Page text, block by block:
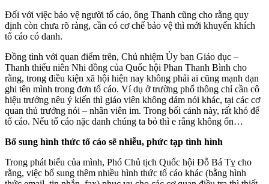
Đối với việc bảo vệ người tố cáo, ông Thanh cũng cho rằng quy
định còn chưa rõ ràng, cần có cơ chế bảo vệ thì mới khuyến khích
tố cáo có danh.
Đồng tình với quan điểm trên, Chủ nhiệm Ủy ban Giáo dục –
Thanh thiếu niên Nhi đồng của Quốc hội Phan Thanh Bình cho
rằng, trong điều kiện xã hội hiện nay không phải ai cũng mạnh dạn
ghi tên mình trong đơn tố cáo. Ví dụ ở trường phổ thông chỉ cần cô
hiệu trưởng nêu ý kiến thì giáo viên không dám nói khác, tại các cơ
quan thủ trưởng nói – nhân viên im. Trong bối cảnh này, rất khó để
tố cáo. Nếu tố cáo nặc danh chúng ta bỏ thì e rằng không ổn…
Bổ sung hình thức tố cáo sẽ nhiễu, phức tạp tình hình
Trong phát biểu của mình, Phó Chủ tịch Quốc hội Đỗ Bá Tỵ cho
rằng, việc bổ sung thêm nhiều hình thức tố cáo khác (bằng hình